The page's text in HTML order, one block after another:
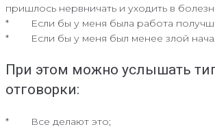
пришлось нервничать и уходить в
* Если бы у меня была работа
* Если бы у меня был менее злой
При этом можно услышать
отговорки:
* Все делают это;